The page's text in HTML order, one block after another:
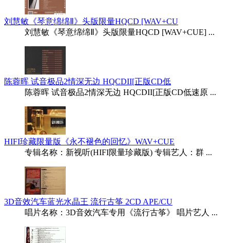
刘慧敏《琴意绵绵Ⅱ》头版限量HQCD [WAV+CU
刘慧敏《琴意绵绵Ⅱ》头版限量HQCD [WAV+CUE] ...
陈蓉晖 试音极品2情深无边 HQCDII[正版CD低
陈蓉晖 试音极品2情深无边 HQCDII[正版CD低速原 ...
HIFI珍藏限量版《永不褪色的回忆》WAV+CUE
专辑名称：新视听(HIFI限量珍藏版) 专辑艺人：群 ...
3D音效汽车蓝光水晶王 流行古筝 2CD APE/CU
唱片名称：3D音效汽车专用《流行古筝》 唱片艺人 ...